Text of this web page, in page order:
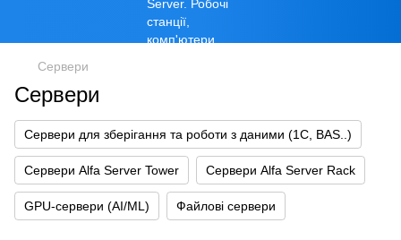
Сервери
Сервери
Сервери для зберігання та роботи з даними (1С, BAS..)
Сервери Alfa Server Tower Сервери Alfa Server Rack
GPU-сервери (AI/ML) Файлові сервери